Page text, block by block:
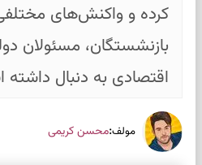
کرده و واکنش‌های
بازنشستگان، مسئولان
اقتصادی به دنبال
مولف:محسن کریمی